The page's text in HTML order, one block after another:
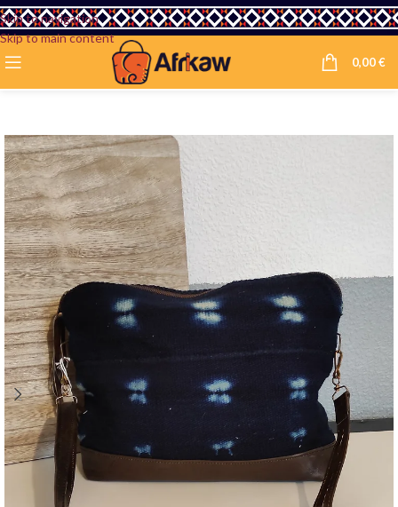
Skip to navigation
Skip to main content
0,00€